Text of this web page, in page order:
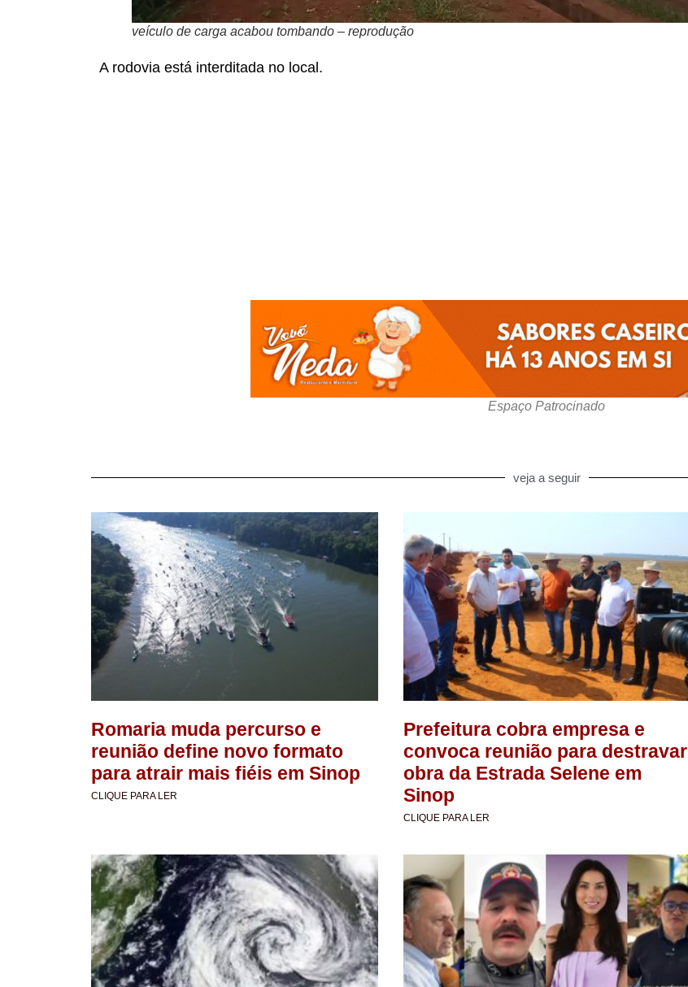
veículo de carga acabou tombando – reprodução
A rodovia está interditada no local.
Espaço Patrocinado
veja a seguir
Romaria muda percurso e
reunião define novo formato
para atrair mais fiéis em Sinop
CLIQUE PARA LER
Prefeitura cobra empresa e
convoca reunião para destravar
obra da Estrada Selene em
Sinop
CLIQUE PARA LER